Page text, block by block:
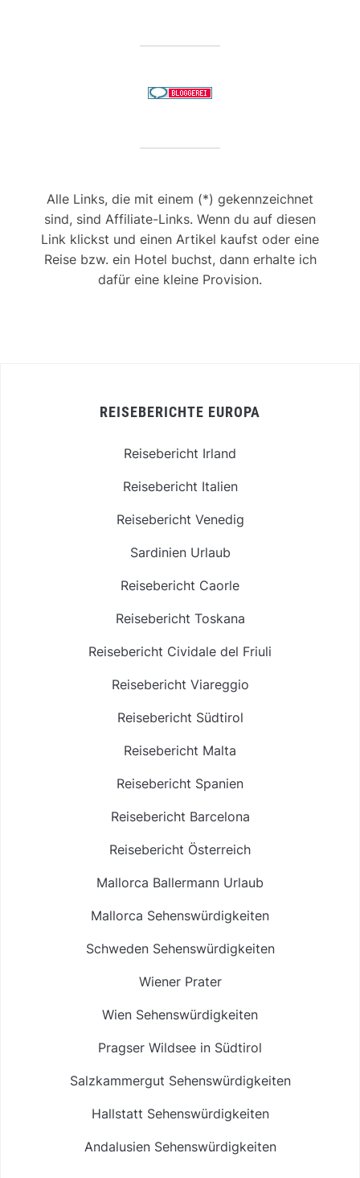
Alle Links, die mit einem (*) gekennzeichnet
sind, sind Affiliate-Links. Wenn du auf diesen
Link klickst und einen Artikel kaufst oder eine
Reise bzw. ein Hotel buchst, dann erhalte ich
dafür eine kleine Provision.
REISEBERICHTE EUROPA
Reisebericht Irland
Reisebericht Italien
Reisebericht Venedig
Sardinien Urlaub
Reisebericht Caorle
Reisebericht Toskana
Reisebericht Cividale del Friuli
Reisebericht Viareggio
Reisebericht Südtirol
Reisebericht Malta
Reisebericht Spanien
Reisebericht Barcelona
Reisebericht Österreich
Mallorca Ballermann Urlaub
Mallorca Sehenswürdigkeiten
Schweden Sehenswürdigkeiten
Wiener Prater
Wien Sehenswürdigkeiten
Pragser Wildsee in Südtirol
Salzkammergut Sehenswürdigkeiten
Hallstatt Sehenswürdigkeiten
Andalusien Sehenswürdigkeiten